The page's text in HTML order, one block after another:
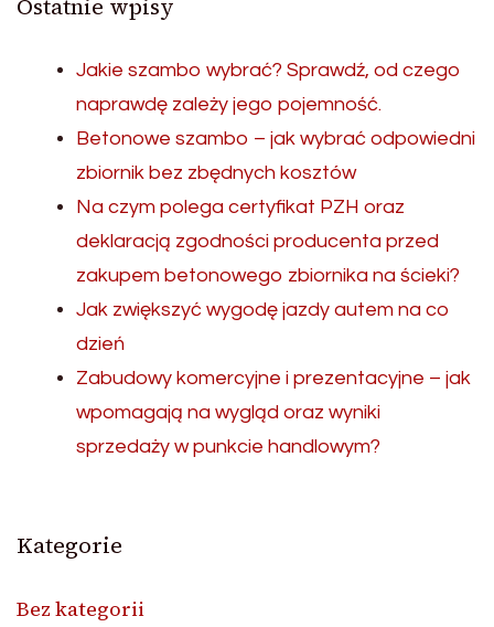
Ostatnie wpisy
Jakie szambo wybrać? Sprawdź, od czego
naprawdę zależy jego pojemność.
Betonowe szambo – jak wybrać odpowiedni
zbiornik bez zbędnych kosztów
Na czym polega certyfikat PZH oraz
deklaracją zgodności producenta przed
zakupem betonowego zbiornika na ścieki?
Jak zwiększyć wygodę jazdy autem na co
dzień
Zabudowy komercyjne i prezentacyjne – jak
wpomagają na wygląd oraz wyniki
sprzedaży w punkcie handlowym?
Kategorie
Bez kategorii